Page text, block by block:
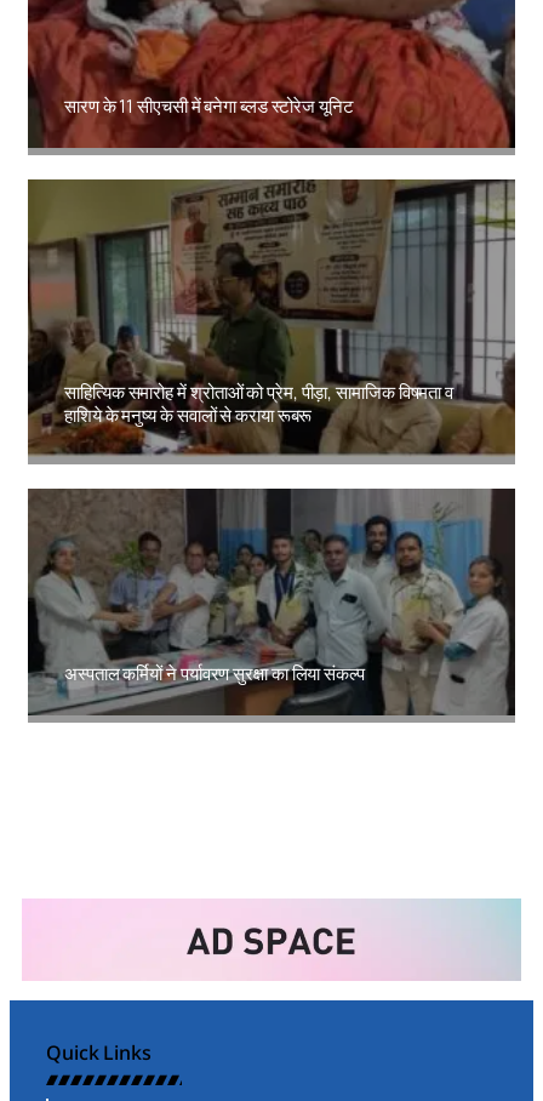
सारण के 11 सीएचसी में बनेगा ब्लड स्टोरेज यूनिट
Amit Lekh
साहित्यिक समारोह में श्रोताओं को प्रेम, पीड़ा, सामाजिक विषमता व
हाशिये के मनुष्य के सवालों से कराया रूबरू
Amit Lekh
अस्पताल कर्मियों ने पर्यावरण सुरक्षा का लिया संकल्प
Amit Lekh
Quick Links